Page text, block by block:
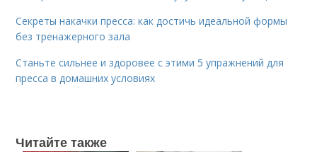
Секреты накачки пресса: как достичь идеальной формы
без тренажерного зала
Станьте сильнее и здоровее с этими 5 упражнений для
пресса в домашних условиях
Читайте также